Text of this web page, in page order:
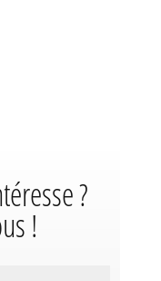
?
!